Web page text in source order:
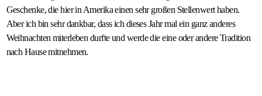
Geschenke, die hier in Amerika einen sehr großen Stellenwert haben.
Aber ich bin sehr dankbar, dass ich dieses Jahr mal ein ganz anderes
Weihnachten miterleben durfte und werde die eine oder andere Tradition
nach Hause mitnehmen.